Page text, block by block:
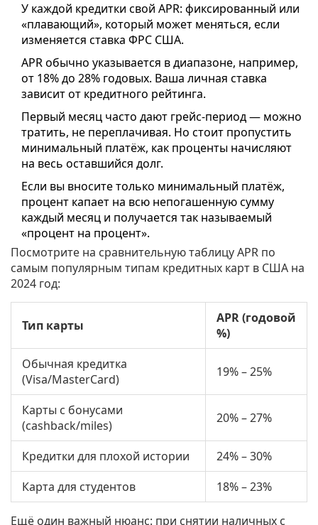
У каждой кредитки свой APR: фиксированный или
«плавающий», который может меняться, если
изменяется ставка ФРС США.
APR обычно указывается в диапазоне, например,
от 18% до 28% годовых. Ваша личная ставка
зависит от кредитного рейтинга.
Первый месяц часто дают грейс-период — можно
тратить, не переплачивая. Но стоит пропустить
минимальный платёж, как проценты начисляют
на весь оставшийся долг.
Если вы вносите только минимальный платёж,
процент капает на всю непогашенную сумму
каждый месяц и получается так называемый
«процент на процент».
Посмотрите на сравнительную таблицу APR по
самым популярным типам кредитных карт в США на
2024 год:
Тип карты
APR (годовой
%)
Обычная кредитка
(Visa/MasterCard)
19% – 25%
Карты с бонусами
(cashback/miles)
20% – 27%
Кредитки для плохой истории
24% – 30%
Карта для студентов
18% – 23%
Ещё один важный нюанс: при снятии наличных с